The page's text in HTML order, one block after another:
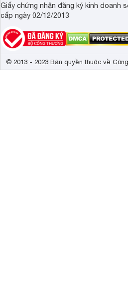
Giấy chứng nhận đăng ký kinh doanh
cấp ngày 02/12/2013
© 2013 - 2023 Bản quyền thuộc về